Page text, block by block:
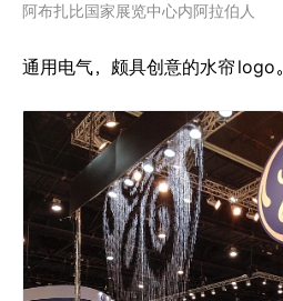
阿布扎比国家展览中心内阿拉伯人
通用电气，颇具创意的水帘 logo。